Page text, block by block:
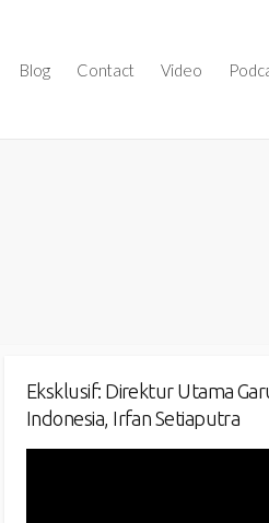
Blog Contact Video
Eksklusif: Direktur Utama
Indonesia, Irfan Setiaputra